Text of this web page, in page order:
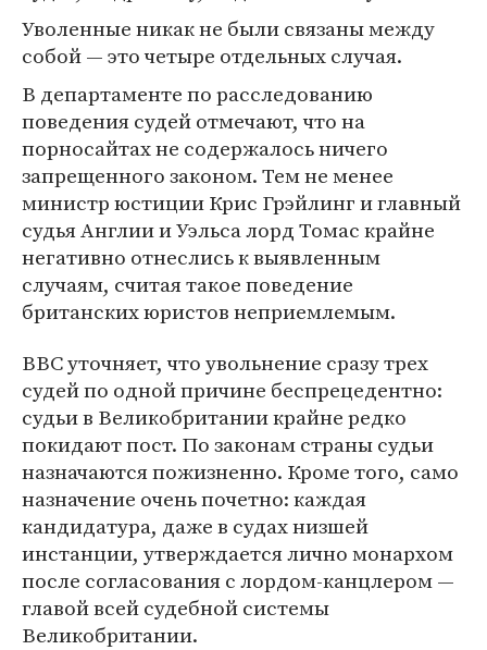
Уволенные никак не были связаны между
собой — это четыре отдельных случая.
В департаменте по расследованию
поведения судей отмечают, что на
порносайтах не содержалось ничего
запрещенного законом. Тем не менее
министр юстиции Крис Грэйлинг и главный
судья Англии и Уэльса лорд Томас крайне
негативно отнеслись к выявленным
случаям, считая такое поведение
британских юристов неприемлемым.
ВВС уточняет, что увольнение сразу трех
судей по одной причине беспрецедентно:
судьи в Великобритании крайне редко
покидают пост. По законам страны судьи
назначаются пожизненно. Кроме того, само
назначение очень почетно: каждая
кандидатура, даже в судах низшей
инстанции, утверждается лично монархом
после согласования с лордом-канцлером —
главой всей судебной системы
Великобритании.